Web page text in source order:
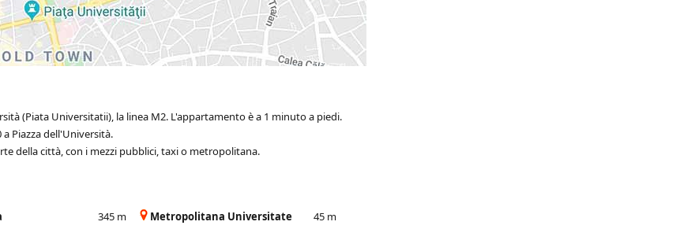
(Piata Universitatii), la linea M2. L'appartamento è a 1 minuto a piedi.
Piazza dell'Università.
della città, con i mezzi pubblici, taxi o metropolitana.
345 m Metropolitana Universitate 45 m